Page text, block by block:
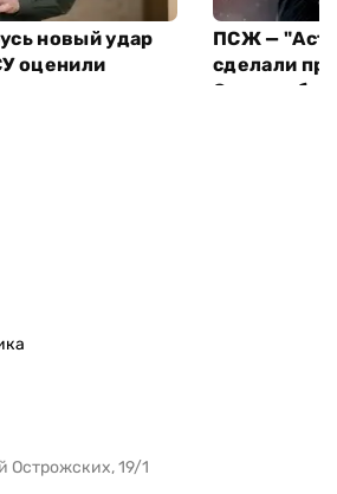
новый удар
оценили
ПСЖ —
сделали
Острожских, 19/1